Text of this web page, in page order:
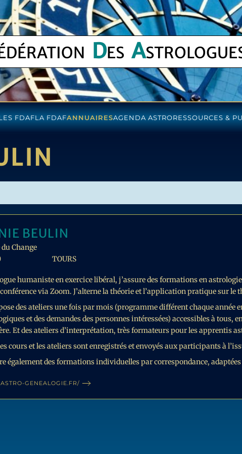
DES A
FDAFLA FDAFANNUAIRESAGENDA ASTRORESSOURCES &
BEULIN
Change
TOURS
humaniste en exercice libéral, j’assure des formations en
via Zoom. J’alterne la théorie et l’application pratique sur le
des ateliers une fois par mois (programme différent chaque année
et des demandes des personnes intéressées) accessibles à tous,
Et des ateliers d’interprétation, très formateurs pour les apprentis
cours et les ateliers sont enregistrés et envoyés aux participants à
également des formations individuelles par correspondance,
GENEALOGIE.FR/